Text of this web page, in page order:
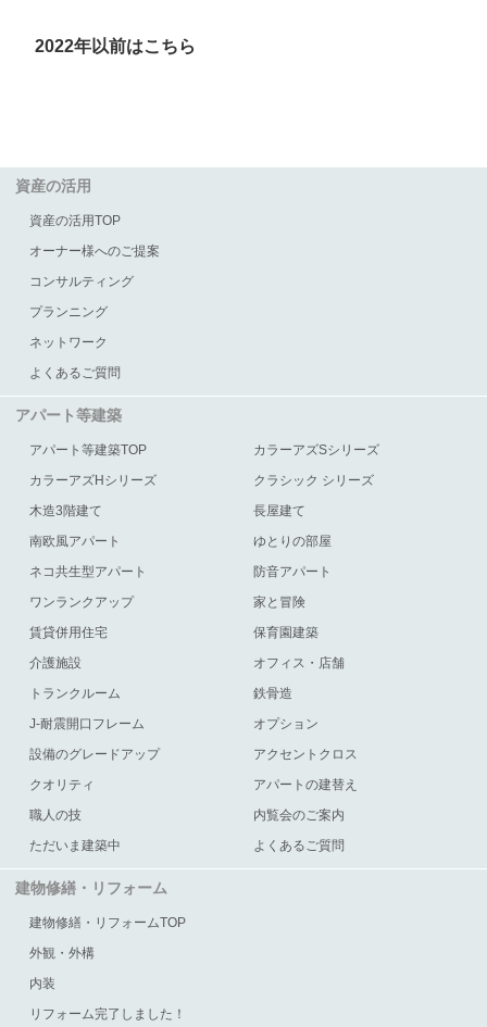
2022年以前はこちら
資産の活用
資産の活用TOP
オーナー様へのご提案
コンサルティング
プランニング
ネットワーク
よくあるご質問
アパート等建築
アパート等建築TOP
カラーアズSシリーズ
カラーアズHシリーズ
クラシック シリーズ
木造3階建て
長屋建て
南欧風アパート
ゆとりの部屋
ネコ共生型アパート
防音アパート
ワンランクアップ
家と冒険
賃貸併用住宅
保育園建築
介護施設
オフィス・店舗
トランクルーム
鉄骨造
J-耐震開口フレーム
オプション
設備のグレードアップ
アクセントクロス
クオリティ
アパートの建替え
職人の技
内覧会のご案内
ただいま建築中
よくあるご質問
建物修繕・リフォーム
建物修繕・リフォームTOP
外観・外構
内装
リフォーム完了しました！